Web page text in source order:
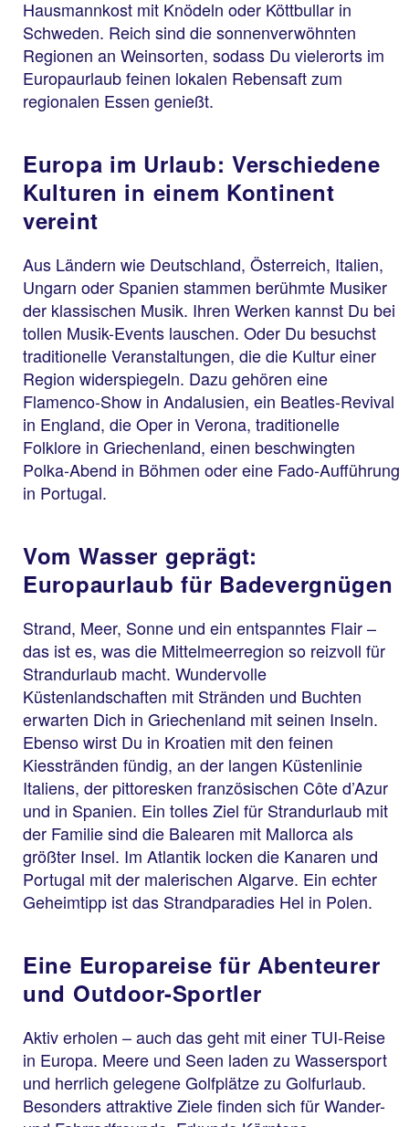
Hausmannkost mit Knödeln oder Köttbullar in
Schweden. Reich sind die sonnenverwöhnten
Regionen an Weinsorten, sodass Du vielerorts im
Europaurlaub feinen lokalen Rebensaft zum
regionalen Essen genießt.
Europa im Urlaub: Verschiedene
Kulturen in einem Kontinent
vereint
Aus Ländern wie Deutschland, Österreich, Italien,
Ungarn oder Spanien stammen berühmte Musiker
der klassischen Musik. Ihren Werken kannst Du bei
tollen Musik-Events lauschen. Oder Du besuchst
traditionelle Veranstaltungen, die die Kultur einer
Region widerspiegeln. Dazu gehören eine
Flamenco-Show in Andalusien, ein Beatles-Revival
in England, die Oper in Verona, traditionelle
Folklore in Griechenland, einen beschwingten
Polka-Abend in Böhmen oder eine Fado-Aufführung
in Portugal.
Vom Wasser geprägt:
Europaurlaub für Badevergnügen
Strand, Meer, Sonne und ein entspanntes Flair –
das ist es, was die Mittelmeerregion so reizvoll für
Strandurlaub macht. Wundervolle
Küstenlandschaften mit Stränden und Buchten
erwarten Dich in Griechenland mit seinen Inseln.
Ebenso wirst Du in Kroatien mit den feinen
Kiesstränden fündig, an der langen Küstenlinie
Italiens, der pittoresken französischen Côte d’Azur
und in Spanien. Ein tolles Ziel für Strandurlaub mit
der Familie sind die Balearen mit Mallorca als
größter Insel. Im Atlantik locken die Kanaren und
Portugal mit der malerischen Algarve. Ein echter
Geheimtipp ist das Strandparadies Hel in Polen.
Eine Europareise für Abenteurer
und Outdoor-Sportler
Aktiv erholen – auch das geht mit einer TUI-Reise
in Europa. Meere und Seen laden zu Wassersport
und herrlich gelegene Golfplätze zu Golfurlaub.
Besonders attraktive Ziele finden sich für Wander-